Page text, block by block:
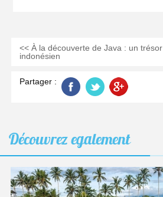
<< À la découverte de Java : un trésor
indonésien
Partager :
Découvrezegalement